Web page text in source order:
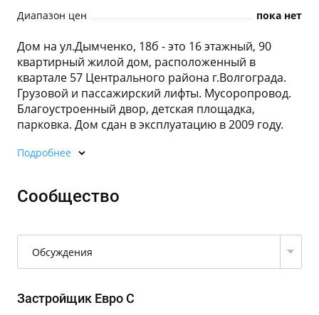
Диапазон цен
пока нет
Дом на ул.Дымченко, 18б - это 16 этажный, 90
квартирный жилой дом, расположенный в
квартале 57 Центрального района г.Волгограда.
Грузовой и пассажирский лифты. Мусоропровод.
Благоустроенный двор, детская площадка,
парковка. Дом сдан в эксплуатацию в 2009 году.
Подробнее
Сообщество
Обсуждения
Застройщик Евро С